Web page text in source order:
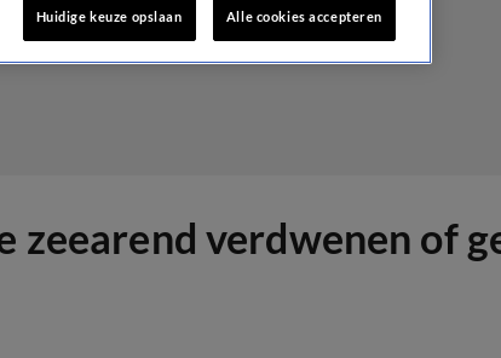
verdwenen of
Huidige keuze opslaan Alle cookies accepteren